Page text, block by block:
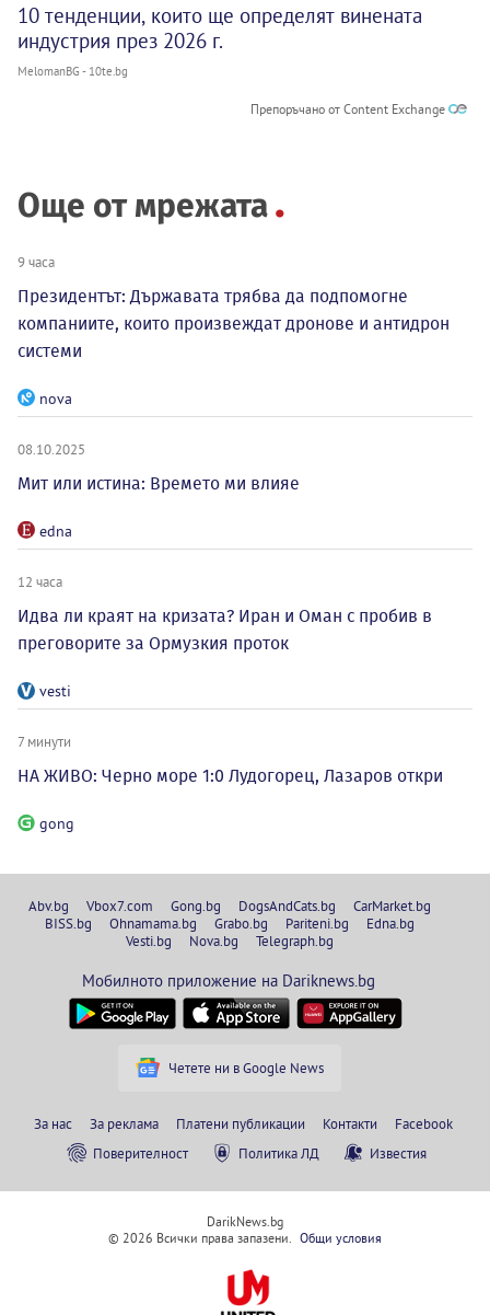
10 тенденции, които ще определят винената
индустрия през 2026 г.
MelomanBG - 10te.bg
Препоръчано от Content Exchange
Още от мрежата
9 часа
Президентът: Държавата трябва да подпомогне
компаниите, които произвеждат дронове и антидрон
системи
nova
08.10.2025
Мит или истина: Времето ми влияе
edna
12 часа
Идва ли краят на кризата? Иран и Оман с пробив в
преговорите за Ормузкия проток
vesti
7 минути
НА ЖИВО: Черно море 1:0 Лудогорец, Лазаров откри
gong
Abv.bg Vbox7.com Gong.bg DogsAndCats.bg
CarMarket.bg
BISS.bg
Ohnamama.bg Grabo.bg Pariteni.bg
Edna.bg
Vesti.bg
Nova.bg Telegraph.bg
Мобилното приложение на Dariknews.bg
Четете ни в Google News
За нас За реклама Платени публикации Контакти
Facebook
Поверителност
Политика ЛД Известия
DarikNews.bg
© 2026 Всички права запазени.
Общи условия